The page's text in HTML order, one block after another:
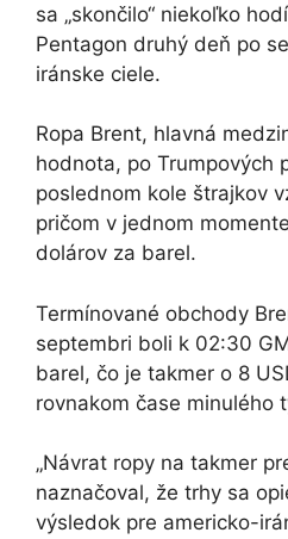
sa „skončilo“ niekoľko
Pentagon druhý deň po
iránske ciele.
Ropa Brent, hlavná
hodnota, po Trumpových
poslednom kole štrajkov
pričom v jednom
dolárov za barel.
Termínované obchody
septembri boli k 02:30
barel, čo je takmer o 8
rovnakom čase minulého
„Návrat ropy na takmer
naznačoval, že trhy sa
výsledok pre americko-